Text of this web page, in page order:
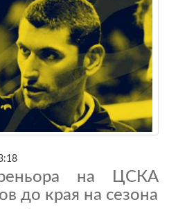
на ЦСКА
до края на сезона